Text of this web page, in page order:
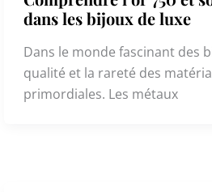
dans les bijoux de luxe
Dans le monde fascinant des
qualité et la rareté des
primordiales. Les métaux